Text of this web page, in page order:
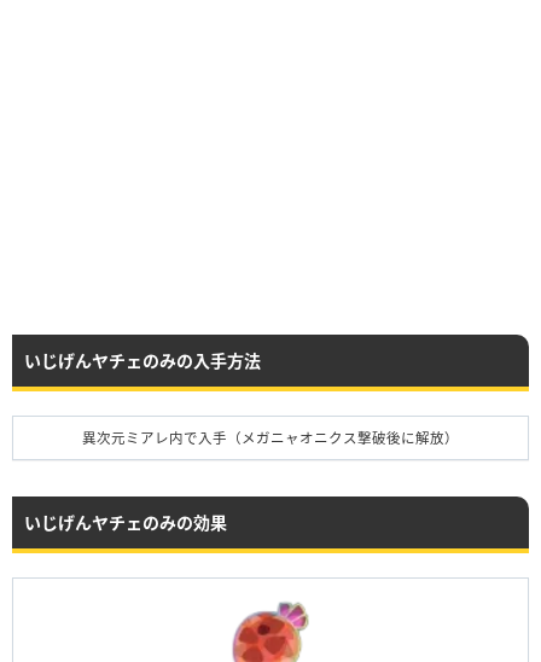
いじげんヤチェのみの入手方法
異次元ミアレ内で入手（メガニャオニクス撃破後に解放）
いじげんヤチェのみの効果